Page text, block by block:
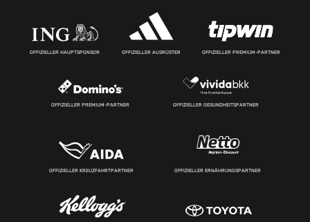
OFFIZIELLER HAUPTSPONSOR OFFIZIELLER AUSRÜSTER OFFIZIELLER PREMIUM-PARTNER
OFFIZIELLER PREMIUM-PARTNER OFFIZIELLER GESUNDHEITSPARTNER
OFFIZIELLER KREUZFAHRTPARTNER OFFIZIELLER ERNÄHRUNGSPARTNER